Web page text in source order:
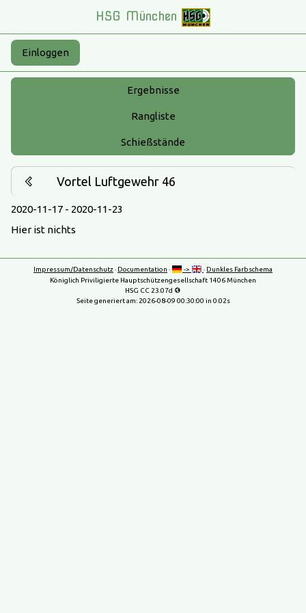
HSG München
Einloggen
Ergebnisse
Rangliste
Schießstände
Vortel Luftgewehr 46
2020-11-17 - 2020-11-23
Hier ist nichts
Impressum/Datenschutz· Documentation · -> · Dunkles Farbschema
Königlich Priviligierte Hauptschützengesellschaft 1406 München
HSG CC 23.07d
Seite generiert am: 2026-08-09 00:30:00 in 0.02s